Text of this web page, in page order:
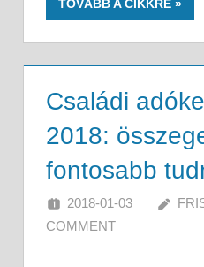
TOVÁBB A CIKKRE
Családi
2018:
fontosabb
2018-01-03
COMMENT